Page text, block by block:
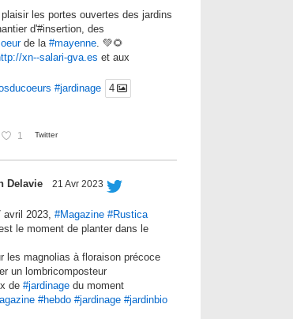
les portes ouvertes des jardins
d'#insertion, des
de la#mayenne. 💚🌻
xn--salari-gva.es et aux
#jardinage 4
1 Twitter
Delavie 21 Avr 2023
avril 2023,#Magazine #Rustica
le moment de planter dans le
les magnolias à floraison précoce
un lombricomposteur
de#jardinage du moment
#hebdo #jardinage #jardinbio